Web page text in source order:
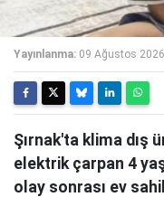
Yayınlanma: 09 Ağustos
Şırnak'ta klima dış
elektrik çarpan 4
olay sonrası ev